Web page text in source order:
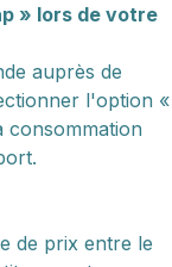
» lors de votre
auprès de
l'option «
consommation
de prix entre le